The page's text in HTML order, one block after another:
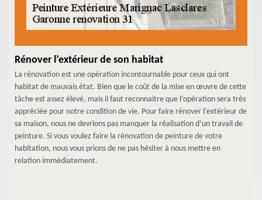
Rénover l’extérieur de son habitat
La rénovation est une opération incontournable pour ceux qui ont
habitat de mauvais état. Bien que le coût de la mise en œuvre de cette
tâche est assez élevé, mais il faut reconnaitre que l’opération sera très
appréciée pour notre condition de vie. Pour faire rénover l’extérieur de
sa maison, nous ne devrions pas manquer la réalisation d’un travail de
peinture. Si vous voulez faire la rénovation de peinture de votre
habitation, nous vous prions de ne pas hésiter à nous mettre en
relation immédiatement.